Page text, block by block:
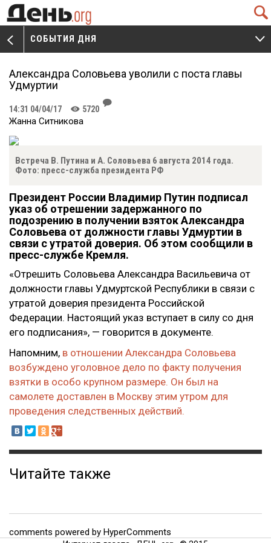
Q
V
СОБЫТИЯ ДНЯ
W
Александра Соловьева уволили с поста главы
Удмуртии
14:31 04/04/17 K 5720
J
Жанна Ситникова
Встреча В. Путина и А. Соловьева 6 августа 2014 года.
Фото: пресс-служба президента РФ
Президент России Владимир Путин подписал
указ об отрешении задержанного по
подозрению в получении взяток Александра
Соловьева от должности главы Удмуртии в
связи с утратой доверия. Об этом сообщили в
пресс-службе Кремля.
«Отрешить Соловьева Александра Васильевича от
должности главы Удмуртской Республики в связи с
утратой доверия президента Российской
Федерации. Настоящий указ вступает в силу со дня
его подписания», — говорится в документе.
Напомним, в отношении Александра Соловьева
возбуждено уголовное дело по факту получения
взятки в особо крупном размере. Он был на
самолете доставлен в Москву этим утром для
проведения следственных действий.
Читайте также
comments powered by HyperComments